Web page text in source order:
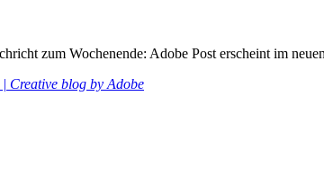
zum Wochenende: Adobe Post erscheint im
Creative blog by Adobe